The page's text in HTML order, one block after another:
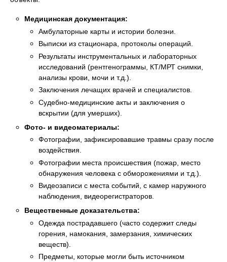
Медицинская документация:
Амбулаторные карты и истории болезни.
Выписки из стационара, протоколы операций.
Результаты инструментальных и лабораторных
исследований (рентгенограммы, КТ/МРТ снимки,
анализы крови, мочи и т.д.).
Заключения лечащих врачей и специалистов.
Судебно-медицинские акты и заключения о
вскрытии (для умерших).
Фото- и видеоматериалы:
Фотографии, зафиксировавшие травмы сразу после
воздействия.
Фотографии места происшествия (пожар, место
обнаружения человека с обморожениями и т.д.).
Видеозаписи с места событий, с камер наружного
наблюдения, видеорегистраторов.
Вещественные доказательства:
Одежда пострадавшего (часто содержит следы
горения, намокания, замерзания, химических
веществ).
Предметы, которые могли быть источником